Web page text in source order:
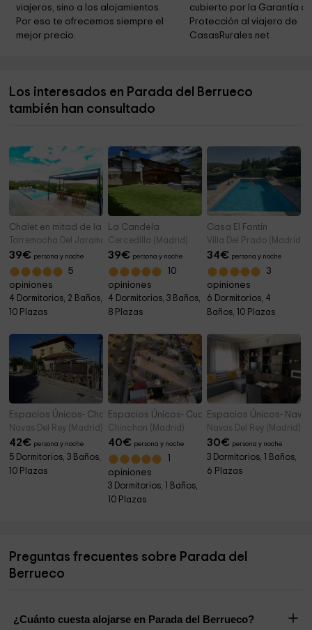
Embalse de El Atazar
Necrópolis de Sieteiglesias 3,7 km
Collado Alfrecho
viajeros, sino a los alojamientos.
Por eso te ofrecemos siempre el
mejor precio.
cubierto por la Garantía
Protección al viajero de
CasasRurales.net
Los interesados en Parada del Berrueco
también han consultado
Chalet en mitad de la montaña
Torremocha Del Jarama (Madrid)
39€ persona y noche
5
opiniones
4 Dormitorios, 2 Baños,
10 Plazas
La Candela
Cercedilla (Madrid)
39€ persona y noche
10
opiniones
4 Dormitorios, 3 Baños,
8 Plazas
Casa El Fontín
Villa Del Prado (Madrid)
34€ persona y noche
3
opiniones
6 Dormitorios, 4
Baños, 10 Plazas
Espacios Únicos- Chalet Relax Luxury
Navas Del Rey (Madrid)
42€ persona y noche
5 Dormitorios, 3 Baños,
10 Plazas
Espacios Únicos- Cuchi Farm
Chinchon (Madrid)
40€ persona y noche
opiniones
3 Dormitorios, 1 Baños,
10 Plazas
Espacios Únicos-
Navas Del Rey (Madrid)
30€ persona y noche
3 Dormitorios, 1 Baños,
6 Plazas
Preguntas frecuentes sobre Parada del
Berrueco
¿Cuánto cuesta alojarse en Parada del Berrueco?